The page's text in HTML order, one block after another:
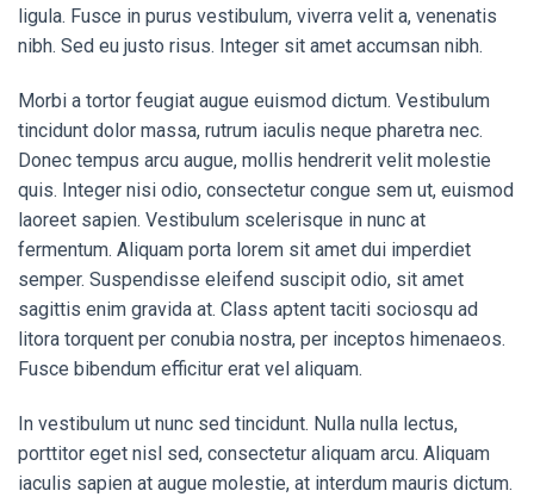
ligula. Fusce in purus vestibulum, viverra velit a, venenatis
nibh. Sed eu justo risus. Integer sit amet accumsan nibh.
Morbi a tortor feugiat augue euismod dictum. Vestibulum
tincidunt dolor massa, rutrum iaculis neque pharetra nec.
Donec tempus arcu augue, mollis hendrerit velit molestie
quis. Integer nisi odio, consectetur congue sem ut, euismod
laoreet sapien. Vestibulum scelerisque in nunc at
fermentum. Aliquam porta lorem sit amet dui imperdiet
semper. Suspendisse eleifend suscipit odio, sit amet
sagittis enim gravida at. Class aptent taciti sociosqu ad
litora torquent per conubia nostra, per inceptos himenaeos.
Fusce bibendum efficitur erat vel aliquam.
In vestibulum ut nunc sed tincidunt. Nulla nulla lectus,
porttitor eget nisl sed, consectetur aliquam arcu. Aliquam
iaculis sapien at augue molestie, at interdum mauris dictum.